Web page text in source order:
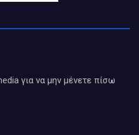
για να μην μένετε πίσω